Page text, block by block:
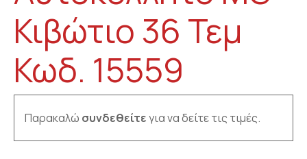
Κιβώτιο 36 Τεμ
Κωδ. 15559
Παρακαλώ συνδεθείτεγια να δείτε τις τιμές.